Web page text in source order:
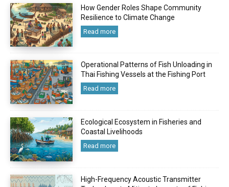
How Gender Roles Shape Community
Resilience to Climate Change
Read more
Operational Patterns of Fish Unloading in
Thai Fishing Vessels at the Fishing Port
Read more
Ecological Ecosystem in Fisheries and
Coastal Livelihoods
Read more
High-Frequency Acoustic Transmitter